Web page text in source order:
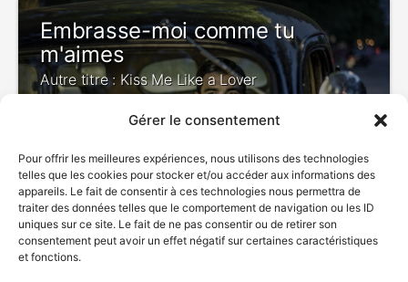
Gérer le consentement
Pour offrir les meilleures expériences, nous utilisons des technologies
telles que les cookies pour stocker et/ou accéder aux informations des
appareils. Le fait de consentir à ces technologies nous permettra de
traiter des données telles que le comportement de navigation ou les ID
uniques sur ce site. Le fait de ne pas consentir ou de retirer son
consentement peut avoir un effet négatif sur certaines caractéristiques
et fonctions.
Embrasse-moi comme tu
m'aimes
Autre titre : Kiss Me Like a Lover
2016 Comédie dramatique